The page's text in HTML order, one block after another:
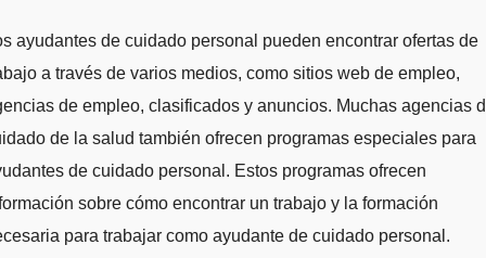
ayudantes de cuidado personal pueden encontrar ofertas de
a través de varios medios, como sitios web de empleo,
de empleo, clasificados y anuncios. Muchas agencias
de la salud también ofrecen programas especiales para
de cuidado personal. Estos programas ofrecen
sobre cómo encontrar un trabajo y la formación
para trabajar como ayudante de cuidado personal.